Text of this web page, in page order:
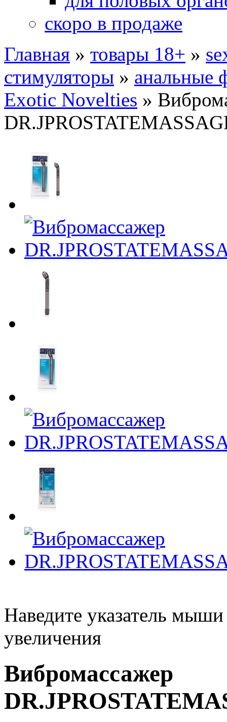
скоро в продаже
Главная » товары 18+ »
стимуляторы » анальные
Exotic Novelties »
Наведите указатель
увеличения
Вибромассажер